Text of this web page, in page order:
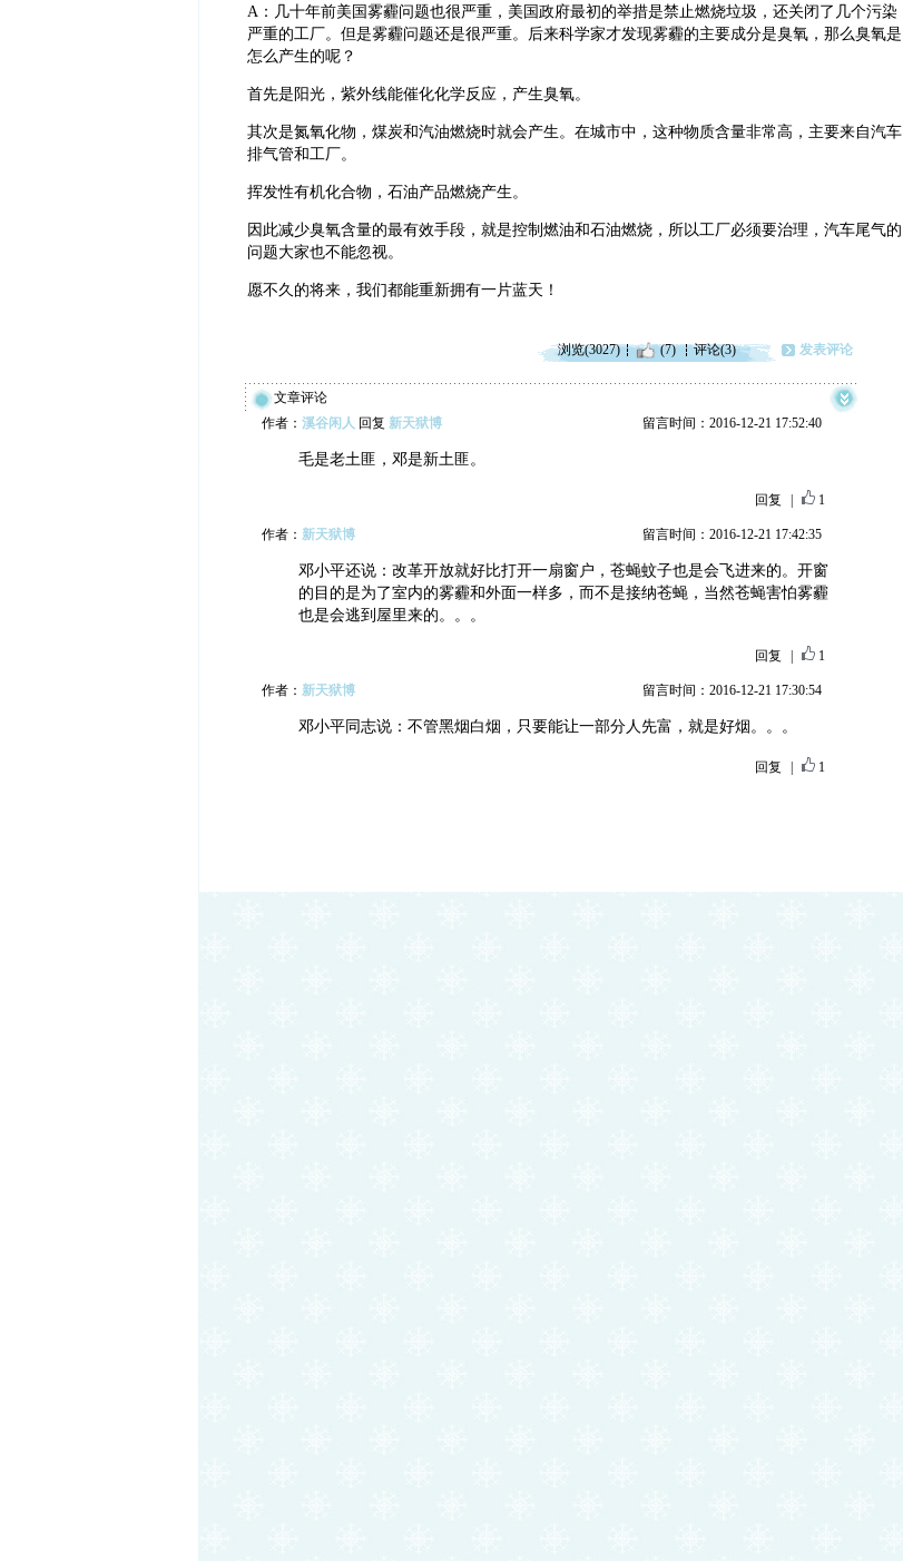
A：几十年前美国雾霾问题也很严重，美国政府最初的举措是禁止燃烧垃圾，还关闭了几个污染
严重的工厂。但是雾霾问题还是很严重。后来科学家才发现雾霾的主要成分是臭氧，那么臭氧是
怎么产生的呢？
首先是阳光，紫外线能催化化学反应，产生臭氧。
其次是氮氧化物，煤炭和汽油燃烧时就会产生。在城市中，这种物质含量非常高，主要来自汽车
排气管和工厂。
挥发性有机化合物，石油产品燃烧产生。
因此减少臭氧含量的最有效手段，就是控制燃油和石油燃烧，所以工厂必须要治理，汽车尾气的
问题大家也不能忽视。
愿不久的将来，我们都能重新拥有一片蓝天！
浏览(3027) (7) 评论(3) 发表评论
文章评论
作者： 溪谷闲人 回复 新天狱博 留言时间：2016-12-21 17:52:40
毛是老土匪，邓是新土匪。
回复 1
作者： 新天狱博 留言时间：2016-12-21 17:42:35
邓小平还说：改革开放就好比打开一扇窗户，苍蝇蚊子也是会飞进来的。开窗
的目的是为了室内的雾霾和外面一样多，而不是接纳苍蝇，当然苍蝇害怕雾霾
也是会逃到屋里来的。。。
回复 1
作者： 新天狱博 留言时间：2016-12-21 17:30:54
邓小平同志说：不管黑烟白烟，只要能让一部分人先富，就是好烟。。。
回复 1